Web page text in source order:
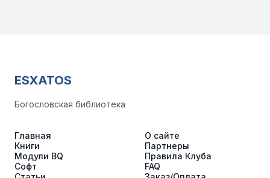
ESXATOS
Богословская библиотека
Главная
Книги
Модули BQ
Софт
О сайте
Партнеры
Правила Клуба
FAQ